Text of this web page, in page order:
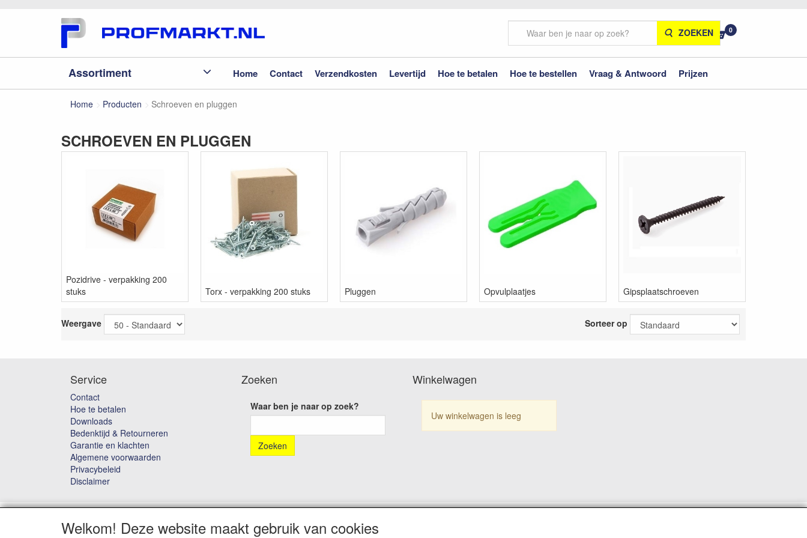
ZOEKEN 0
Assortiment Home Contact Verzendkosten Levertijd Hoe te betalen Hoe te bestellen Vraag & Antwoord Prijzen
Home Producten Schroeven en pluggen
SCHROEVEN EN PLUGGEN
Pozidrive - verpakking 200
stuks
Torx - verpakking 200 stuks Pluggen Opvulplaatjes Gipsplaatschroeven
Weergave Sorteer op
Service
Contact
Hoe te betalen
Downloads
Bedenktijd & Retourneren
Garantie en klachten
Algemene voorwaarden
Privacybeleid
Disclaimer
Zoeken
Waar ben je naar op zoek?
Winkelwagen
Uw winkelwagen is leeg
Welkom! Deze website maakt gebruik van cookies